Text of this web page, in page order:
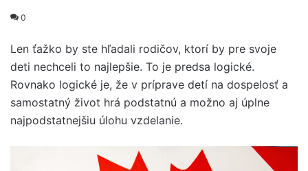
0
Len ťažko by ste hľadali rodičov, ktorí by pre svoje
deti nechceli to najlepšie. To je predsa logické.
Rovnako logické je, že v príprave detí na dospelosť a
samostatný život hrá podstatnú a možno aj úplne
najpodstatnejšiu úlohu vzdelanie.